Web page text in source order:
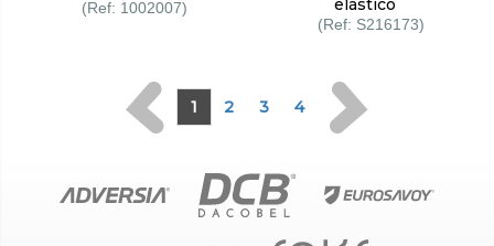
1002007
elástico
S216173
1 2 3 4